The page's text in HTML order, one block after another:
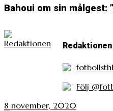
Bahoui om sin målgest:
Redaktionen
Följ
8 november, 2020